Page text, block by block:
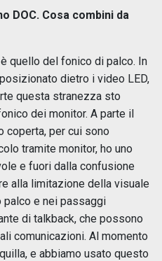
DOC. Cosa combini da
quello del fonico di palco. In
dietro i video LED,
questa stranezza sto
dei monitor. A parte il
coperta, per cui sono
tramite monitor, ho uno
e fuori dalla confusione
alla limitazione della visuale
e nei passaggi
di talkback, che possono
comunicazioni. Al momento
e abbiamo usato questo